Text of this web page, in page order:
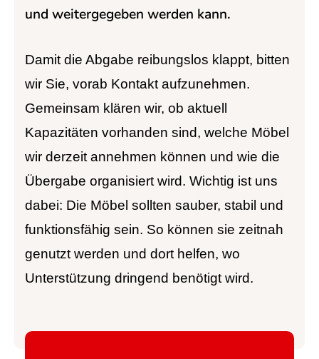
und weitergegeben werden kann.
Damit die Abgabe reibungslos klappt, bitten
wir Sie, vorab Kontakt aufzunehmen.
Gemeinsam klären wir, ob aktuell
Kapazitäten vorhanden sind, welche Möbel
wir derzeit annehmen können und wie die
Übergabe organisiert wird. Wichtig ist uns
dabei: Die Möbel sollten sauber, stabil und
funktionsfähig sein. So können sie zeitnah
genutzt werden und dort helfen, wo
Unterstützung dringend benötigt wird.